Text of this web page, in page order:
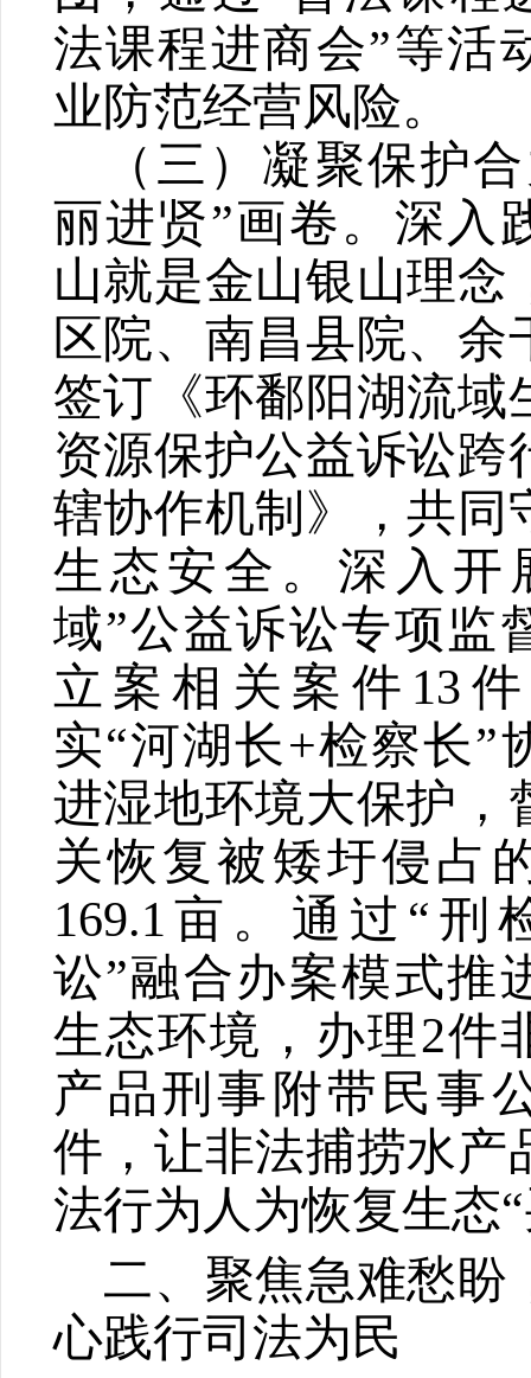
法课程进商会”等活
业防范经营风险。
（三）凝聚保护
丽进贤”画卷。 深入
山就是金山银山理念
区院、南昌县院、余
签订《环鄱阳湖流域
资源保护公益诉讼跨
辖协作机制》，共同
生态安全。深入开
域”公益诉讼专项监
立案相关案件 13
实“河湖长+检察长”
进湿地环境大保护，
关恢复被矮圩侵占
169.1 亩。通过 “ 刑
讼”融合办案模式推
生态环境，办理2件
产品刑事附带民事
件，让非法捕捞水产
法行为人为恢复生态“
二、聚焦急难愁盼
心践行司法为民